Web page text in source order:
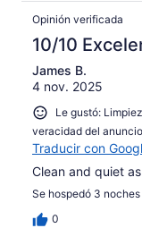
Opinión verificada
10/10
James B.
4 nov. 2025
Le gustó:
veracidad del anuncio
Traducir con
Clean and quiet
Se hospedó 3
0